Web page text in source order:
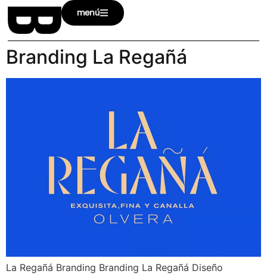
menú
Branding La Regañá
La Regañá Branding Branding La Regañá Diseño